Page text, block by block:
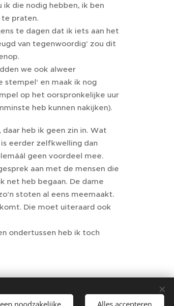
ik die nodig hebben, ik ben
praten.
te dagen dat ik iets aan het
van tegenwoordig' zou dit
we ook alweer
stempel' en maak ik nog
op het oorspronkelijke uur
heb kunnen nakijken).
heb ik geen zin in. Wat
eerder zelfkwelling dan
geen voordeel mee.
aan met de mensen die
net heb begaan. De dame
stoten al eens meemaakt.
Die moet uiteraard ook
ondertussen heb ik toch
noodzakelijke Alles accepteren